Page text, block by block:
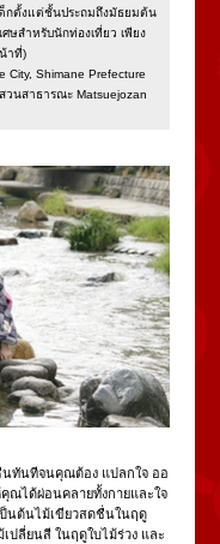
กตั้งแต่ชั้นประถมถึงมัธยมต้น
ษสำหรับนักท่องเที่ยว เพียง
าที่)
City, Shimane Prefecture
วนสาธารณะ Matsuejozan
ทันทีจนคุณต้อง แปลกใจ ออ
ณได้ผ่อนคลายทั้งกายและใจ
ป็นต้นไม้เขียวสดชื่นในฤดู
ปลี่ยนสี ในฤดูใบไม้ร่วง และ